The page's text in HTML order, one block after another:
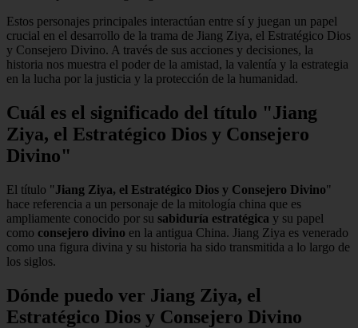
Estos personajes principales interactúan entre sí y juegan un papel
crucial en el desarrollo de la trama de Jiang Ziya, el Estratégico Dios
y Consejero Divino. A través de sus acciones y decisiones, la
historia nos muestra el poder de la amistad, la valentía y la estrategia
en la lucha por la justicia y la protección de la humanidad.
Cuál es el significado del título "Jiang
Ziya, el Estratégico Dios y Consejero
Divino"
El título "Jiang Ziya, el Estratégico Dios y Consejero Divino"
hace referencia a un personaje de la mitología china que es
ampliamente conocido por su sabiduría estratégica y su papel
como consejero divino en la antigua China. Jiang Ziya es venerado
como una figura divina y su historia ha sido transmitida a lo largo de
los siglos.
Dónde puedo ver Jiang Ziya, el
Estratégico Dios y Consejero Divino